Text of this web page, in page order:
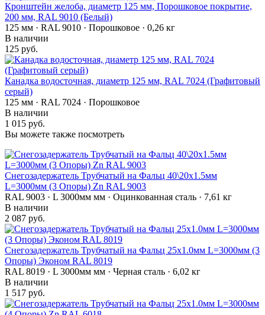
Кронштейн желоба, диаметр 125 мм, Порошковое покрытие,
200 мм, RAL 9010 (Белый)
125 мм · RAL 9010 · Порошковое · 0,26 кг
В наличии
125 руб.
Канадка водосточная, диаметр 125 мм, RAL 7024 (Графитовый
серый)
125 мм · RAL 7024 · Порошковое
В наличии
1 015 руб.
Вы можете также посмотреть
Снегозадержатель Трубчатый на Фальц 40\20х1.5мм
L=3000мм (3 Опоры) Zn RAL 9003
RAL 9003 · L 3000мм мм · Оцинкованная сталь · 7,61 кг
В наличии
2 087 руб.
Снегозадержатель Трубчатый на Фальц 25х1.0мм L=3000мм (3
Опоры) Эконом RAL 8019
RAL 8019 · L 3000мм мм · Черная сталь · 6,02 кг
В наличии
1 517 руб.